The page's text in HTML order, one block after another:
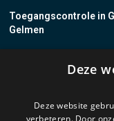
Toegangscontrole in
Gelmen
Toegangscontrole in
Brogel
Deze
Deze website
verbeteren. Door